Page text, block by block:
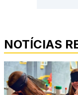
NOTÍCIAS